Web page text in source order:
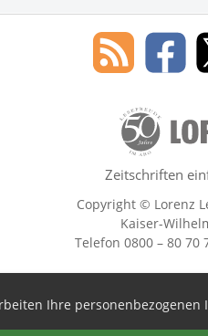
Blog
des
Zeitschriften
Copyright © Lorenz
Kaiser-
Telefon 0800 – 80 70
Ihre personenbezogenen